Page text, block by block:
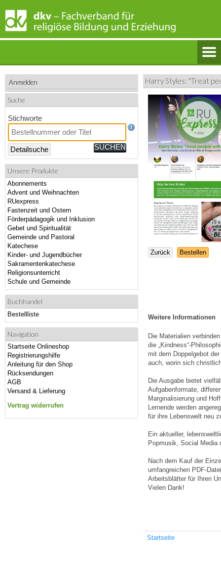
Anmelden
Suche
Stichworte
Detailsuche
Unsere Produkte
Abonnements
Advent und Weihnachten
RUexpress
Fastenzeit und Ostern
Förderpädagogik und Inklusion
Gebet und Spiritualität
Gemeinde und Pastoral
Katechese
Kinder- und Jugendbücher
Sakramentenkatechese
Religionsunterricht
Schule und Gemeinde
Buchhandel
Bestellliste
Navigation
Startseite Onlineshop
Registrierungshilfe
Anleitung für den Shop
Rücksendungen
AGB
Versand & Lieferung
Vertrag widerrufen
Harry Styles: "Treat
Zurück Bestellen
Weitere Informationen
Die Materialien
die „Kindness“-
mit dem Doppelgebot
auch, worin sich
Die Ausgabe bietet
Aufgabenformate,
Marginalisierung und
Lernende werden
für ihre Lebenswelt neu
Ein aktueller,
Popmusik, Social Media
Nach dem Kauf der
umfangreichen PDF-
Arbeitsblätter für Ihren
Vielen Dank!
Startseite